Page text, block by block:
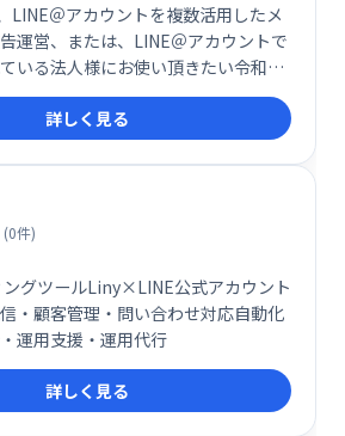
＠アカウントを複数活用したメ
運営、または、LINE＠アカウントで
いる法人様にお使い頂きたい令和な
化ツールです。
詳しく見る
(0件)
ングツールLiny×LINE公式アカウント
・顧客管理・問い合わせ対応自動化
運用支援・運用代行
詳しく見る